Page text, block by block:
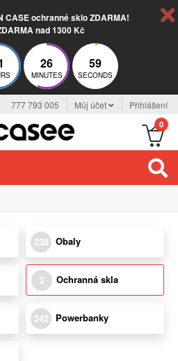
CASE ochranné sklo ZDARMA!
nad 1300 Kč
26
MINUTES
59
SECONDS
777 793 005 Můj účet Přihlášení
0
238 Obaly
2 Ochranná skla
242 Powerbanky